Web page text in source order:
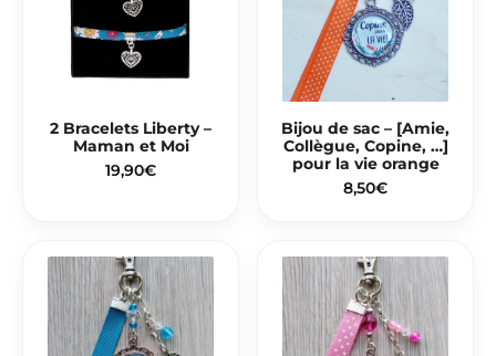
2 Bracelets Liberty –
Maman et Moi
19,90€
Bijou de sac – [Amie,
Collègue, Copine, …]
pour la vie orange
8,50€